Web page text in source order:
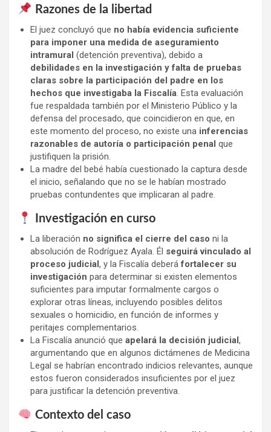
Razones de la libertad
El juez concluyó que no había evidencia suficiente
para imponer una medida de aseguramiento
intramural (detención preventiva), debido a
debilidades en la investigación y falta de pruebas
claras sobre la participación del padre en los
hechos que investigaba la Fiscalía. Esta evaluación
fue respaldada también por el Ministerio Público y la
defensa del procesado, que coincidieron en que, en
este momento del proceso, no existe una inferencias
razonables de autoría o participación penal que
justifiquen la prisión.
La madre del bebé había cuestionado la captura desde
el inicio, señalando que no se le habían mostrado
pruebas contundentes que implicaran al padre.
Investigación en curso
La liberación no significa el cierre del caso ni la
absolución de Rodríguez Ayala. Él seguirá vinculado al
proceso judicial, y la Fiscalía deberáfortalecer su
investigación para determinar si existen elementos
suficientes para imputar formalmente cargos o
explorar otras líneas, incluyendo posibles delitos
sexuales o homicidio, en función de informes y
peritajes complementarios.
La Fiscalía anunció que apelará la decisión judicial,
argumentando que en algunos dictámenes de Medicina
Legal se habrían encontrado indicios relevantes, aunque
estos fueron considerados insuficientes por el juez
para justificar la detención preventiva.
Contexto del caso